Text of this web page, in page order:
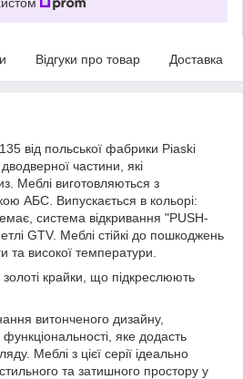
Відгуки про товар Доставка
від польської фабрики Piaski
частини, які
Меблі виготовляються з
АБС. Випускається в кольорі:
система відкривання "PUSH-
GTV. Меблі стійкі до пошкоджень
та високої температури.
золоті крайки, що підкреслюють
витонченого дизайну,
функціональності, яке додасть
Меблі з цієї серії ідеально
та затишного простору у